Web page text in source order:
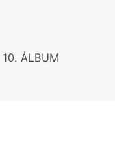
10. ÁLBUM